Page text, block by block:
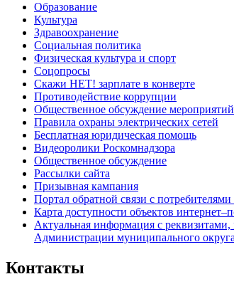
Образование
Культура
Здравоохранение
Социальная политика
Физическая культура и спорт
Соцопросы
Скажи НЕТ! зарплате в конверте
Противодействие коррупции
Общественное обсуждение
Правила охраны электрических сетей
Бесплатная юридическая помощь
Видеоролики Роскомнадзора
Общественное обсуждение
Рассылки сайта
Призывная кампания
Портал обратной связи с потребителями
Карта доступности объектов
Актуальная информация с
Администрации муниципального
Контакты